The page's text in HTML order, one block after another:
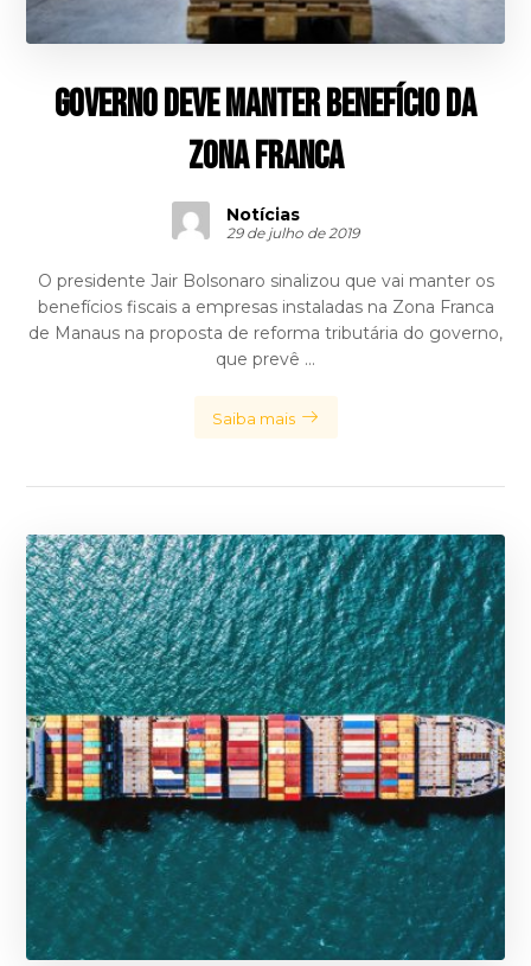
Governo deve manter benefício da
Zona Franca
Notícias
29 de julho de 2019
O presidente Jair Bolsonaro sinalizou que vai manter os
benefícios fiscais a empresas instaladas na Zona Franca
de Manaus na proposta de reforma tributária do governo,
que prevê ...
Saiba mais